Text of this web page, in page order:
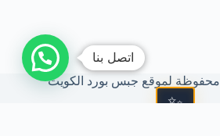
حقوق النشر © لعام 2026 محفوظة لموقع جبس بورد الكويت
اتصل بنا